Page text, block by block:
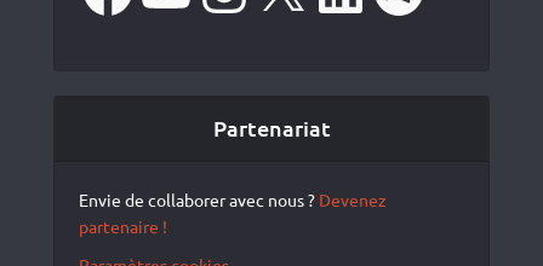
Partenariat
Envie de collaborer avec nous ? Devenez
partenaire !